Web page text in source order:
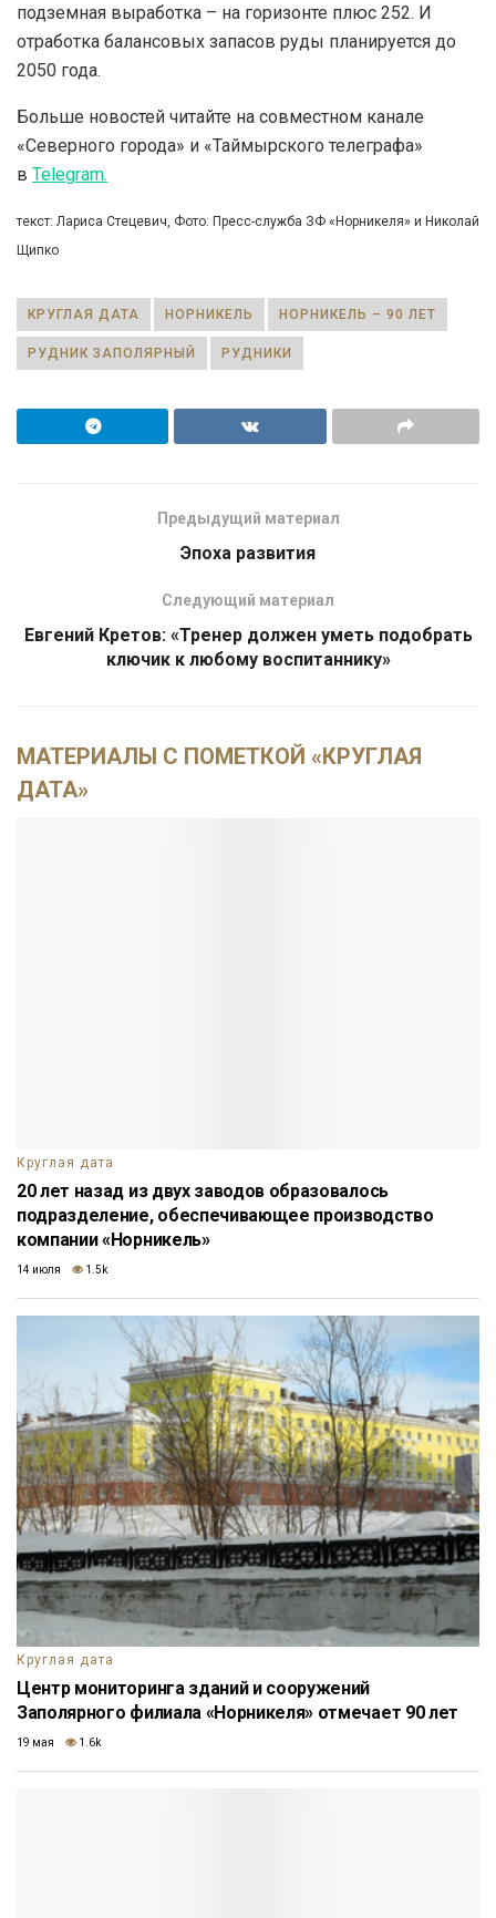
подземная выработка – на горизонте плюс 252. И
отработка балансовых запасов руды планируется до
2050 года.
Больше новостей читайте на совместном канале
«Северного города» и «Таймырского телеграфа»
в Telegram.
текст: Лариса Стецевич, Фото: Пресс-служба ЗФ «Норникеля» и Николай
Щипко
КРУГЛАЯ ДАТА НОРНИКЕЛЬ НОРНИКЕЛЬ – 90 ЛЕТ
РУДНИК ЗАПОЛЯРНЫЙ РУДНИКИ
Предыдущий материал
Эпоха развития
Следующий материал
Евгений Кретов: «Тренер должен уметь подобрать
ключик к любому воспитаннику»
МАТЕРИАЛЫ С ПОМЕТКОЙ «КРУГЛАЯ
ДАТА»
Круглая дата
20 лет назад из двух заводов образовалось
подразделение, обеспечивающее производство
компании «Норникель»
14 июля 1.5k
Круглая дата
Центр мониторинга зданий и сооружений
Заполярного филиала «Норникеля» отмечает 90 лет
19 мая 1.6k